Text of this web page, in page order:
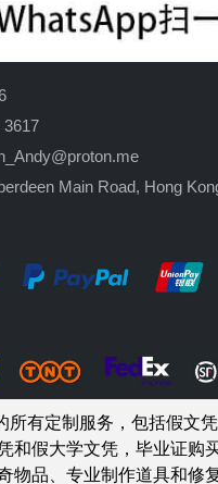
3617
Main Road, Hong
所有定制服务，包括假文
和假大学文凭， 毕业证购
物品、专业制作道具和修